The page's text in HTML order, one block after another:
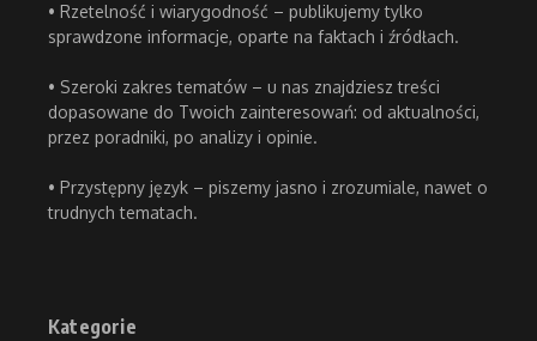
• Rzetelność i wiarygodność – publikujemy tylko
sprawdzone informacje, oparte na faktach i źródłach.
• Szeroki zakres tematów – u nas znajdziesz treści
dopasowane do Twoich zainteresowań: od aktualności,
przez poradniki, po analizy i opinie.
• Przystępny język – piszemy jasno i zrozumiale, nawet o
trudnych tematach.
Kategorie